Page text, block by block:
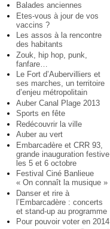
Balades anciennes
Etes-vous à jour de vos
vaccins ?
Les assos à la rencontre
des habitants
Zouk, hip hop, punk,
fanfare…
Le Fort d’Aubervilliers et
ses marches, un territoire
d’enjeu métropolitain
Auber Canal Plage 2013
Sports en fête
Redécouvrir la ville
Auber au vert
Embarcadère et CRR 93,
grande inauguration festive
les 5 et 6 octobre
Festival Ciné Banlieue
« On connaît la musique »
Danser et rire à
l’Embarcadère : concerts
et stand-up au programme
Pour pouvoir voter en 2014